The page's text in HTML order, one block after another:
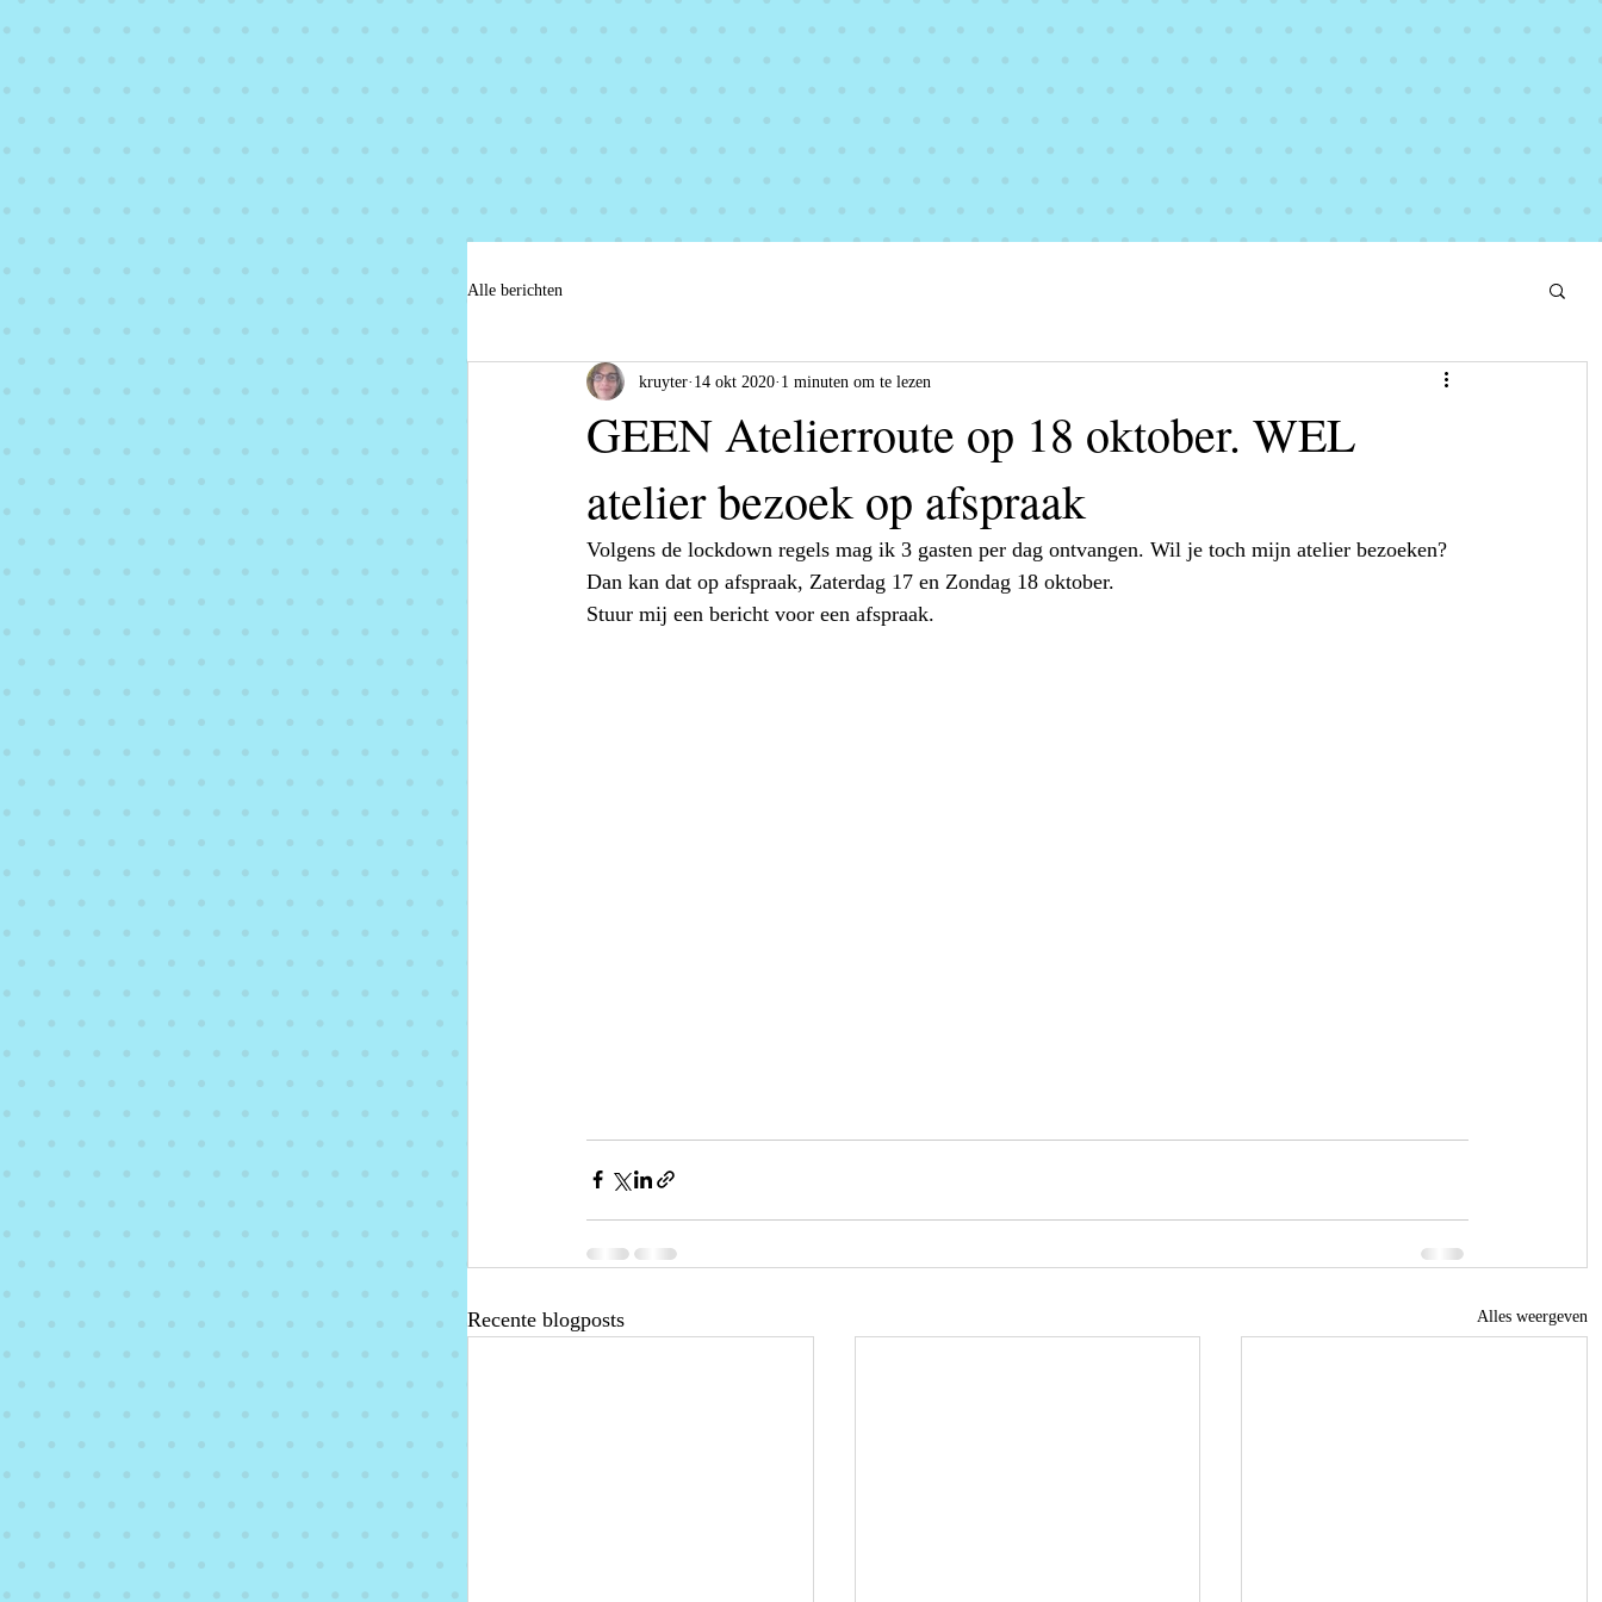
Alle berichten
GEEN Atelierroute op 18 oktober. WEL
atelier bezoek op afspraak
kruyter 14 okt 2020 1 minuten om te lezen
Volgens de lockdown regels mag ik 3 gasten per dag ontvangen. Wil je toch mijn atelier bezoeken?
Dan kan dat op afspraak, Zaterdag 17 en Zondag 18 oktober.
Stuur mij een bericht voor een afspraak.
Recente blogposts Alles weergeven